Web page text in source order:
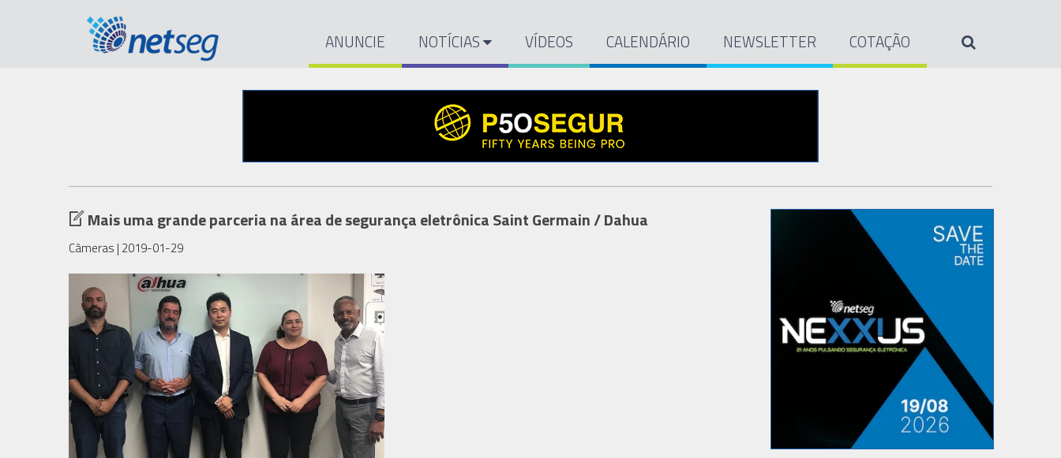
ANUNCIE NOTÍCIAS VÍDEOS CALENDÁRIO NEWSLETTER COTAÇÃO
Mais uma grande parceria na área de segurança eletrônica Saint Germain / Dahua
Câmeras | 2019-01-29